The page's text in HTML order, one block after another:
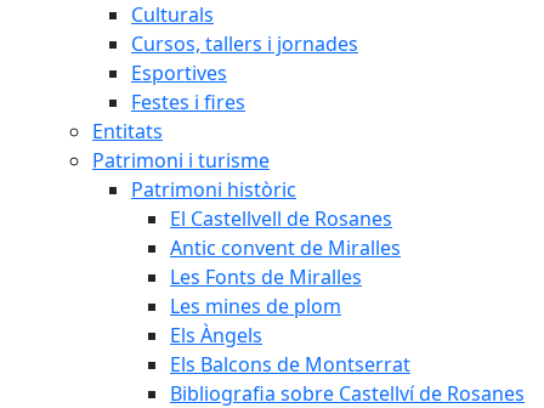
Culturals
Cursos, tallers i jornades
Esportives
Festes i fires
Entitats
Patrimoni i turisme
Patrimoni històric
El Castellvell de Rosanes
Antic convent de Miralles
Les Fonts de Miralles
Les mines de plom
Els Àngels
Els Balcons de Montserrat
Bibliografia sobre Castellví de Rosanes